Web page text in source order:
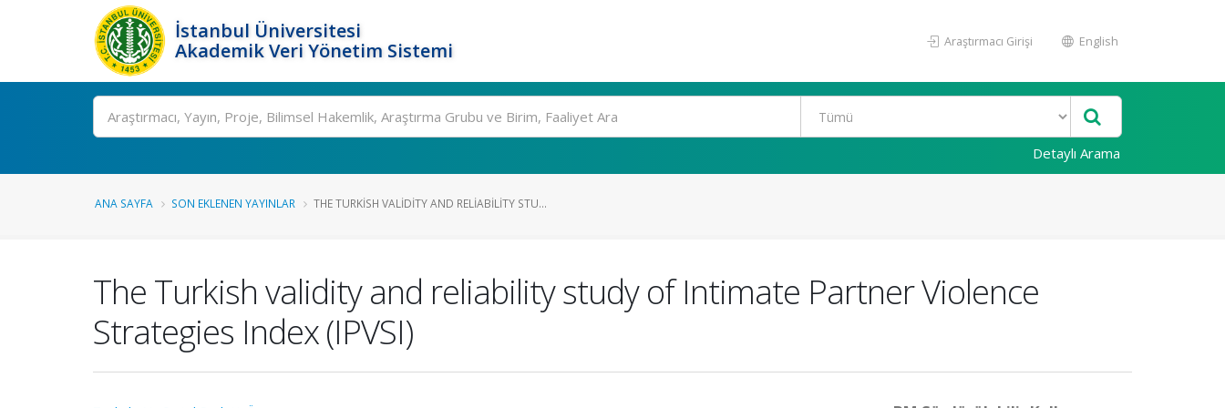
İstanbul Üniversitesi
Akademik Veri Yönetim Sistemi
Araştırmacı Girişi English
Ara
Detaylı Arama
ANA SAYFA SON EKLENEN YAYINLAR THE TURKISH VALIDITY AND RELIABILITY STU...
The Turkish validity and reliability study of Intimate Partner Violence
Strategies Index (IPVSI)